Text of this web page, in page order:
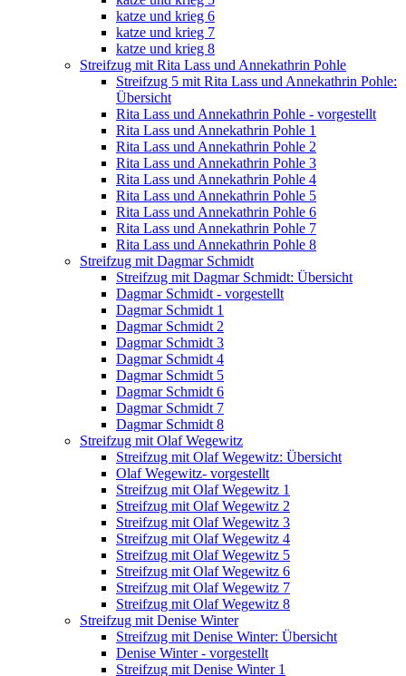
katze und krieg 6
katze und krieg 7
katze und krieg 8
Streifzug mit Rita Lass und Annekathrin Pohle
Streifzug 5 mit Rita Lass und Annekathrin Pohle:
Übersicht
Rita Lass und Annekathrin Pohle - vorgestellt
Rita Lass und Annekathrin Pohle 1
Rita Lass und Annekathrin Pohle 2
Rita Lass und Annekathrin Pohle 3
Rita Lass und Annekathrin Pohle 4
Rita Lass und Annekathrin Pohle 5
Rita Lass und Annekathrin Pohle 6
Rita Lass und Annekathrin Pohle 7
Rita Lass und Annekathrin Pohle 8
Streifzug mit Dagmar Schmidt
Streifzug mit Dagmar Schmidt: Übersicht
Dagmar Schmidt - vorgestellt
Dagmar Schmidt 1
Dagmar Schmidt 2
Dagmar Schmidt 3
Dagmar Schmidt 4
Dagmar Schmidt 5
Dagmar Schmidt 6
Dagmar Schmidt 7
Dagmar Schmidt 8
Streifzug mit Olaf Wegewitz
Streifzug mit Olaf Wegewitz: Übersicht
Olaf Wegewitz- vorgestellt
Streifzug mit Olaf Wegewitz 1
Streifzug mit Olaf Wegewitz 2
Streifzug mit Olaf Wegewitz 3
Streifzug mit Olaf Wegewitz 4
Streifzug mit Olaf Wegewitz 5
Streifzug mit Olaf Wegewitz 6
Streifzug mit Olaf Wegewitz 7
Streifzug mit Olaf Wegewitz 8
Streifzug mit Denise Winter
Streifzug mit Denise Winter: Übersicht
Denise Winter - vorgestellt
Streifzug mit Denise Winter 1